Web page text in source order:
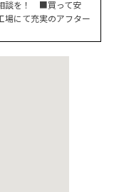
談を！ ■買って安
にて充実のアフター